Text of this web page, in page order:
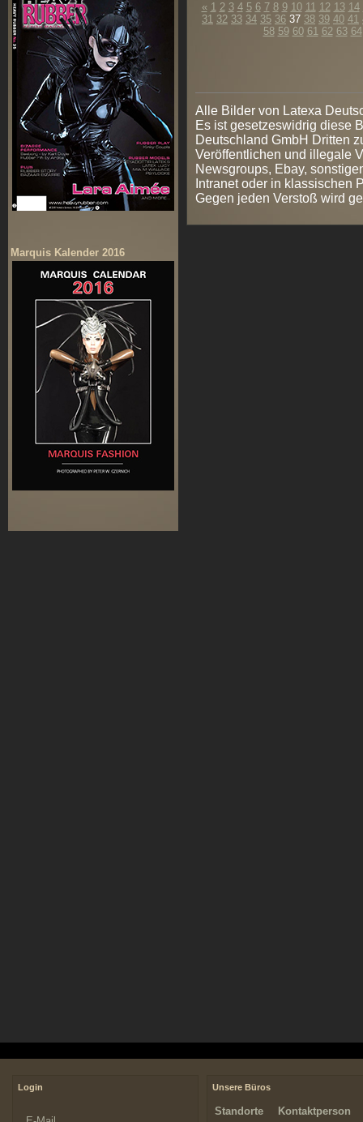
Marquis Kalender 2016
« 1 2 3 4 5 6 7 8 9 10 11 12 13 14
31 32 33 34 35 36 37 38 39 40 41
58 59 60 61 62 63 64
Alle Bilder von Latexa
Es ist gesetzeswidrig diese
Deutschland GmbH Dritten
Veröffentlichen und illegale
Newsgroups, Ebay,
Intranet oder in klassischen
Gegen jeden Verstoß wird
Login Unsere Büros
Standorte Kontaktperson